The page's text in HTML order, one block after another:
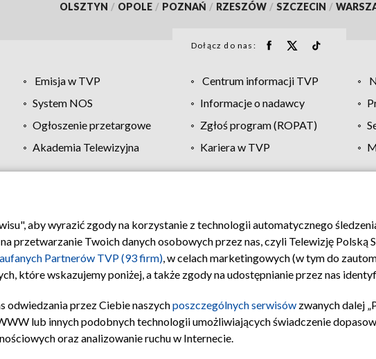
OLSZTYN / OPOLE / POZNAŃ / RZESZÓW / SZCZECIN /
Dołącz do nas:
Emisja w TVP Centrum informacji TVP
System NOS Informacje o nadawcy
Ogłoszenie przetargowe Zgłoś program (ROPAT)
Akademia Telewizyjna Kariera w TVP
Regulamin TVP Polityka prywatności Moje zgody Pomoc
aby wyrazić zgody na korzystanie z technologii automatycznego
przetwarzanie Twoich danych osobowych przez nas, czyli Telewizję Polską
Partnerów TVP (93 firm), w celach marketingowych (w tym do
które wskazujemy poniżej, a także zgody na udostępnianie przez nas
odwiedzania przez Ciebie naszychposzczególnych serwisów zwanych dalej
lub innych podobnych technologii umożliwiających świadczenie
oraz analizowanie ruchu w Internecie.